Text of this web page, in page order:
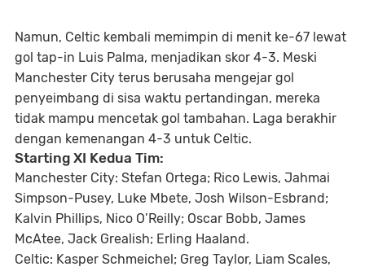
Namun, Celtic kembali memimpin di menit ke-67 lewat
gol tap-in Luis Palma, menjadikan skor 4-3. Meski
Manchester City terus berusaha mengejar gol
penyeimbang di sisa waktu pertandingan, mereka
tidak mampu mencetak gol tambahan. Laga berakhir
dengan kemenangan 4-3 untuk Celtic.
Starting XI Kedua Tim:
Manchester City: Stefan Ortega; Rico Lewis, Jahmai
Simpson-Pusey, Luke Mbete, Josh Wilson-Esbrand;
Kalvin Phillips, Nico O’Reilly; Oscar Bobb, James
McAtee, Jack Grealish; Erling Haaland.
Celtic: Kasper Schmeichel; Greg Taylor, Liam Scales,